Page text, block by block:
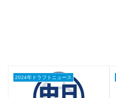
2024年ドラフトニュース